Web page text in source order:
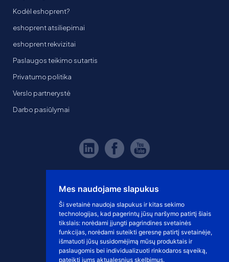
Mes naudojame slapukus
Ši svetainė naudoja slapukus ir kitas sekimo
technologijas, kad pagerintų jūsų naršymo patirtį šiais
tikslais: norėdami įjungti pagrindines svetainės
funkcijas, norėdami suteikti geresnę patirtį svetainėje,
išmatuoti jūsų susidomėjimą mūsų produktais ir
paslaugomis bei individualizuoti rinkodaros sąveiką,
pateikti jums aktualesnius skelbimus.
Kodėl eshoprent?
eshoprent atsiliepimai
eshoprent rekvizitai
Paslaugos teikimo sutartis
Privatumo politika
Verslo partnerystė
Darbo pasiūlymai